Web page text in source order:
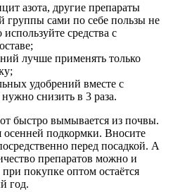
азота, другие препараты
группы сами по себе пользы не
средства с
лучше применять только
удобрений вместе с
снизить в 3 раза.
быстро вымывается из почвы.
подкормки. Вносите
перед посадкой. А
препаратов можно и
покупке оптом остаётся
год.